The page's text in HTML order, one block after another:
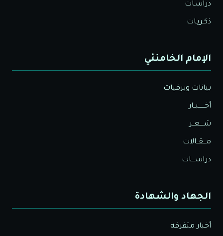
دراسـات
ذكـريـات
الإمام الخامنئي
بيانات وبرقيات
أخــــــبــار
شــــعــر
مـــقــالات
دراســــات
الجهاد والشهادة
أخبار متفرقة